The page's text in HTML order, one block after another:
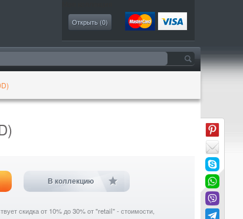
Открыть (0)
В коллекцию
скидка от 10% до 30% от "retail" - стоимости,